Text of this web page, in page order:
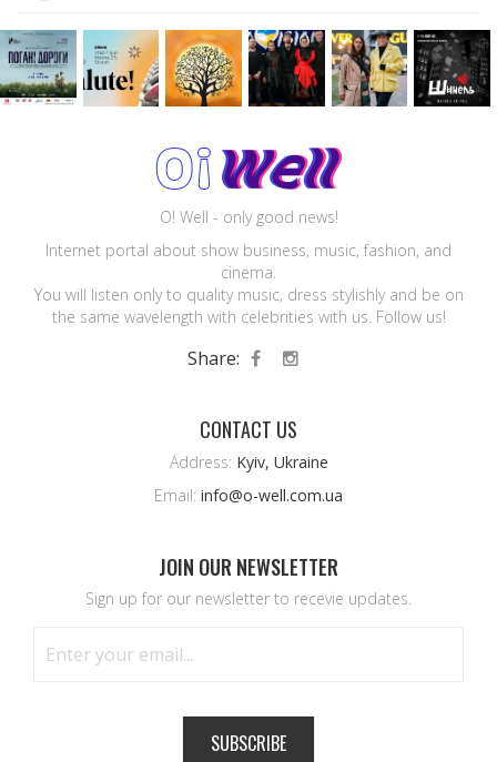
O! Well - only good news!
Internet portal about show business, music, fashion, and
cinema.
You will listen only to quality music, dress stylishly and be on
the same wavelength with celebrities with us. Follow us!
Share:
CONTACT US
Address: Kyiv, Ukraine
Email: info@o-well.com.ua
JOIN OUR NEWSLETTER
Sign up for our newsletter to recevie updates.
SUBSCRIBE